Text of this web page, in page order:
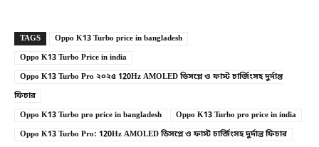
TAGS
Oppo K13 Turbo price in bangladesh
Oppo K13 Turbo Price in india
Oppo K13 Turbo Pro ২০২৫ 120Hz AMOLED ডিসপ্লে ও ফাস্ট চার্জিংসহ দুর্দান্ত
ফিচার
Oppo K13 Turbo pro price in bangladesh
Oppo K13 Turbo pro price in india
Oppo K13 Turbo Pro: 120Hz AMOLED ডিসপ্লে ও ফাস্ট চার্জিংসহ দুর্দান্ত ফিচার